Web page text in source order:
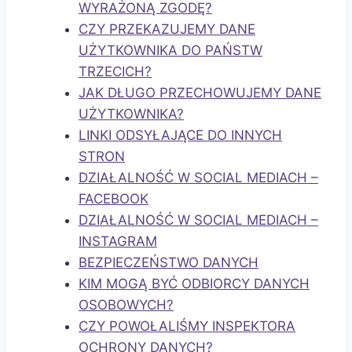
WYRAŻONĄ ZGODĘ?
CZY PRZEKAZUJEMY DANE
UŻYTKOWNIKA DO PAŃSTW
TRZECICH?
JAK DŁUGO PRZECHOWUJEMY DANE
UŻYTKOWNIKA?
LINKI ODSYŁAJĄCE DO INNYCH
STRON
DZIAŁALNOŚĆ W SOCIAL MEDIACH –
FACEBOOK
DZIAŁALNOŚĆ W SOCIAL MEDIACH –
INSTAGRAM
BEZPIECZEŃSTWO DANYCH
KIM MOGĄ BYĆ ODBIORCY DANYCH
OSOBOWYCH?
CZY POWOŁALIŚMY INSPEKTORA
OCHRONY DANYCH?